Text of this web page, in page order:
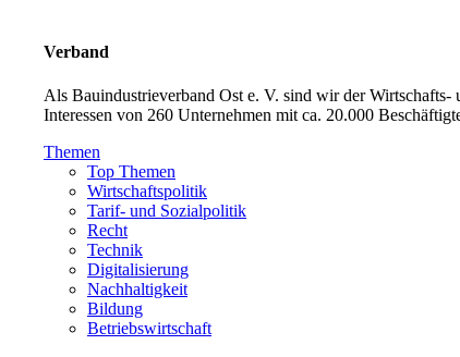
Verband
Als Bauindustrieverband Ost e. V. sind wir der
Interessen von 260 Unternehmen mit ca. 20.000
Themen
Top Themen
Wirtschaftspolitik
Tarif- und Sozialpolitik
Recht
Technik
Digitalisierung
Nachhaltigkeit
Bildung
Betriebswirtschaft